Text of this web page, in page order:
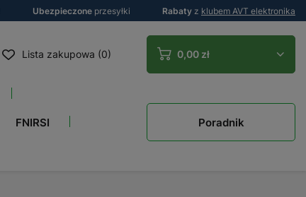
Ubezpieczone przesyłki Rabaty z klubem AVT elektronika
Lista zakupowa (0) 0,00 zł
FNIRSI Poradnik